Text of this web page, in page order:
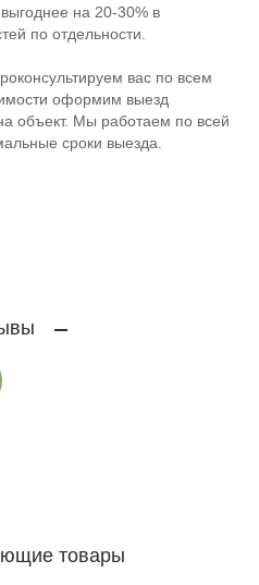
на 20-30% в
по отдельности.
вас по всем
оформим выезд
объект. Мы работаем по всей
сроки выезда.
товары